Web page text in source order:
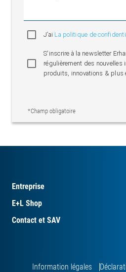
J’ai La politique de
S'inscrire à la newsletter
régulièrement des nouvelles
produits, innovations & plus
*Champ obligatoire
Entreprise
E+L Shop
Contact et SAV
Information légales